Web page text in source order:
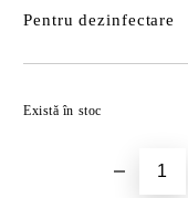
Pentru dezinfectare
Există în stoc